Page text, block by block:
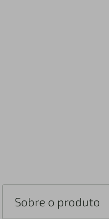
Sobre o produto